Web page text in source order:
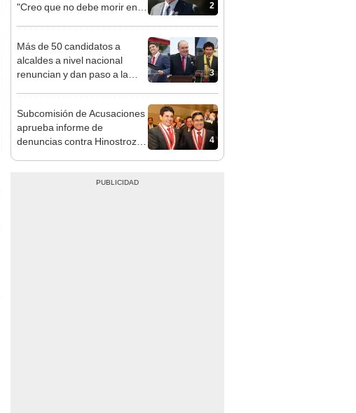
2
"Creo que no debe morir en la
3
Más de 50 candidatos a
alcaldes a nivel nacional
renuncian y dan paso a la
4
Subcomisión de Acusaciones
aprueba informe de
denuncias contra Hinostroza